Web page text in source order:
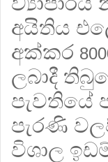
අයිතිය
අක්කර
ලබාදී
පැවතියේ
පැරණි
විශාල